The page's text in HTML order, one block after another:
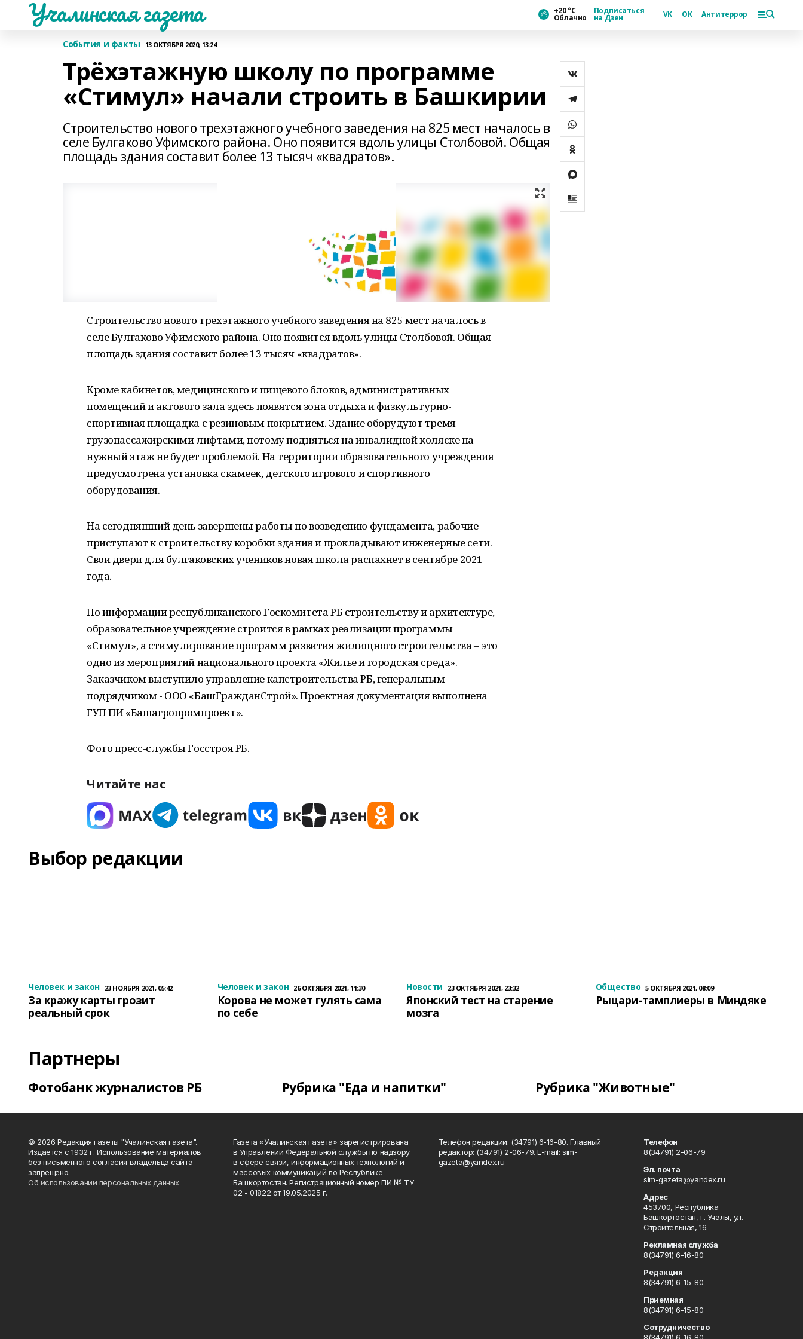
Учалинская газета +20 °С
Облачно
Подписаться
на Дзен VK ОК Антитеррор
События и факты 13 ОКТЯБРЯ 2020, 13:24
Трёхэтажную школу по программе
«Стимул» начали строить в Башкирии
Строительство нового трехэтажного учебного заведения на 825 мест началось в
селе Булгаково Уфимского района. Оно появится вдоль улицы Столбовой. Общая
площадь здания составит более 13 тысяч «квадратов».
Строительство нового трехэтажного учебного заведения на 825 мест началось в
селе Булгаково Уфимского района. Оно появится вдоль улицы Столбовой. Общая
площадь здания составит более 13 тысяч «квадратов».
Кроме кабинетов, медицинского и пищевого блоков, административных
помещений и актового зала здесь появятся зона отдыха и физкультурно-
спортивная площадка с резиновым покрытием. Здание оборудуют тремя
грузопассажирскими лифтами, потому подняться на инвалидной коляске на
нужный этаж не будет проблемой. На территории образовательного учреждения
предусмотрена установка скамеек, детского игрового и спортивного
оборудования.
На сегодняшний день завершены работы по возведению фундамента, рабочие
приступают к строительству коробки здания и прокладывают инженерные сети.
Свои двери для булгаковских учеников новая школа распахнет в сентябре 2021
года.
По информации республиканского Госкомитета РБ строительству и архитектуре,
образовательное учреждение строится в рамках реализации программы
«Стимул», а стимулирование программ развития жилищного строительства – это
одно из мероприятий национального проекта «Жилье и городская среда».
Заказчиком выступило управление капстроительства РБ, генеральным
подрядчиком - ООО «БашГражданСтрой». Проектная документация выполнена
ГУП ПИ «Башагропромпроект».
Фото пресс-службы Госстроя РБ.
Читайте нас
Выбор редакции
Человек и закон 23 НОЯБРЯ 2021, 05:42
За кражу карты грозит
реальный срок
Человек и закон 26 ОКТЯБРЯ 2021, 11:30
Корова не может гулять сама
по себе
Новости 23 ОКТЯБРЯ 2021, 23:32
Японский тест на старение
мозга
Общество 5 ОКТЯБРЯ 2021, 08:09
Рыцари-тамплиеры в Миндяке
Партнеры
Фотобанк журналистов РБ Рубрика "Еда и напитки" Рубрика "Животные"
© 2026 Редакция газеты "Учалинская газета".
Издается с 1932 г. Использование материалов
без письменного согласия владельца сайта
запрещено.
Об использовании персональных данных
Газета «Учалинская газета» зарегистрирована
в Управлении Федеральной службы по надзору
в сфере связи, информационных технологий и
массовых коммуникаций по Республике
Башкортостан. Регистрационный номер ПИ № ТУ
02 - 01822 от 19.05.2025 г.
Телефон редакции: (34791) 6-16-80. Главный
редактор: (34791) 2-06-79. Е-mаil: sim-
gazeta@yandex.ru
Телефон
8(34791) 2-06-79
Эл. почта
sim-gazeta@yandex.ru
Адрес
453700, Республика
Башкортостан, г. Учалы, ул.
Строительная, 16.
Рекламная служба
8(34791) 6-16-80
Редакция
8(34791) 6-15-80
Приемная
8(34791) 6-15-80
Сотрудничество